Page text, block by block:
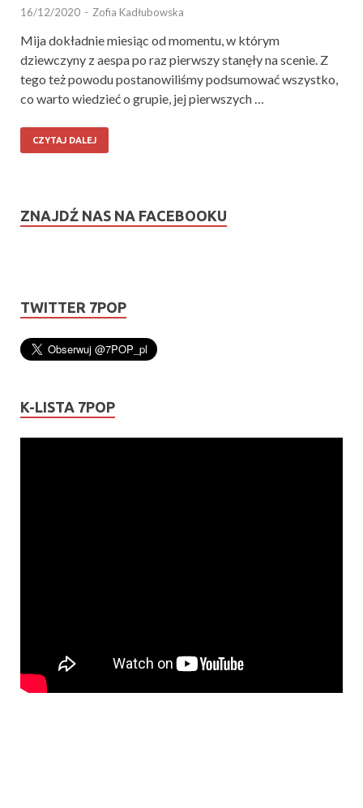
16/12/2020 - Zofia Kadłubowska
Mija dokładnie miesiąc od momentu, w którym
dziewczyny z aespa po raz pierwszy stanęły na scenie. Z
tego też powodu postanowiliśmy podsumować wszystko,
co warto wiedzieć o grupie, jej pierwszych …
CZYTAJ DALEJ
ZNAJDŹ NAS NA FACEBOOKU
TWITTER 7POP
K-LISTA 7POP